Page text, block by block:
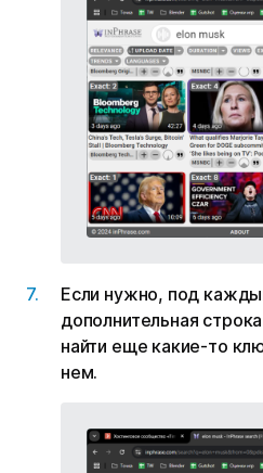
Если нужно, под
дополнительная
найти еще какие-то
нем.